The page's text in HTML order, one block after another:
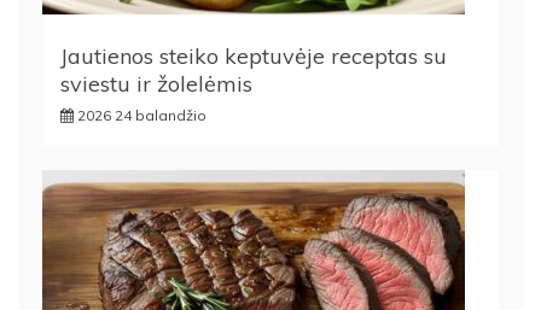
Jautienos steiko keptuvėje receptas su
sviestu ir žolelėmis
2026 24 balandžio